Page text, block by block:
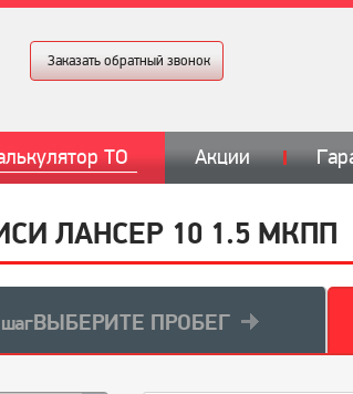
Заказать обратный звонок
ТО Акции
ЛАНСЕР 10 1.5 МКПП
шагВЫБЕРИТЕ ПРОБЕГ